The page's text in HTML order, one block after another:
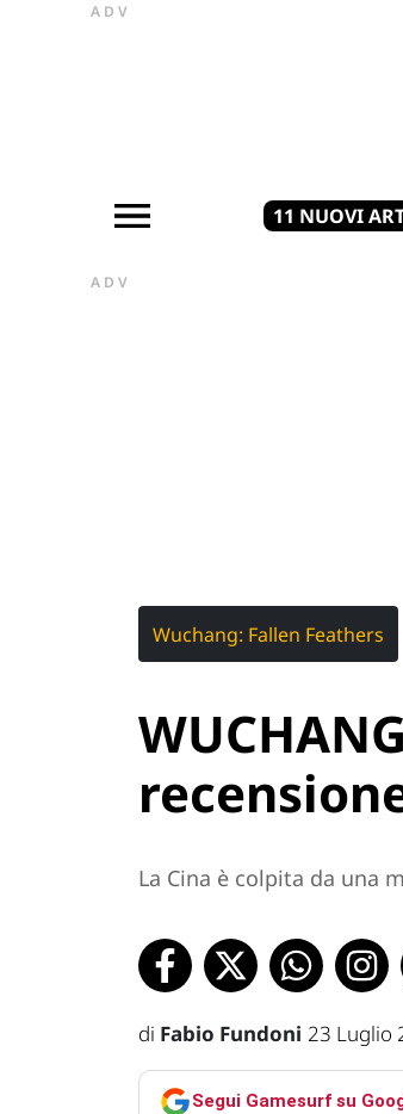
ADV
11 NUOVI
ADV
Wuchang: Fallen Feathers
La Cina è colpita da una
di Fabio Fundoni 23 Luglio
Segui Gamesurf su